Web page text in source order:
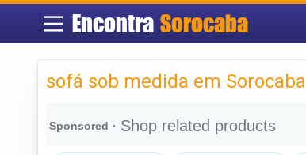
Encontra Sorocaba
sofá sob medida em Sorocaba